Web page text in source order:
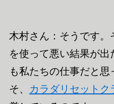
木村さん：そうです
を使って悪い結果が
も私たちの仕事だと思
そ、 カラダリセットク